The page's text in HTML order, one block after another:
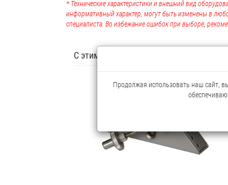
* Технические характеристики и внешний вид
информативный характер, могут быть изменены в
специалиста. Во избежание ошибок при выборе,
С этим товаром покупают
Продолжая использовать наш сайт,